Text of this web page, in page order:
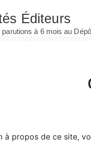
à propos de ce site,